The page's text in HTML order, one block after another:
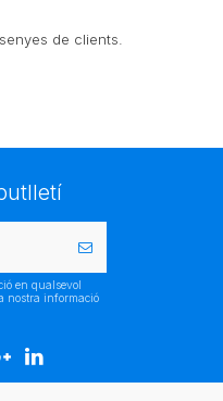
de clients.
en qualsevol
nostra informació